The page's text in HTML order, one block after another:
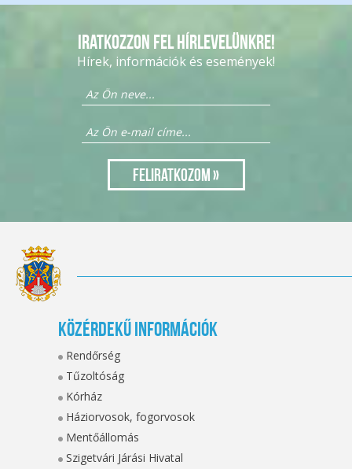
Iratkozzon fel hírlevelünkre!
Hírek, információk és események!
Közérdekű információk
Rendőrség
Tűzoltóság
Kórház
Háziorvosok, fogorvosok
Mentőállomás
Szigetvári Járási Hivatal